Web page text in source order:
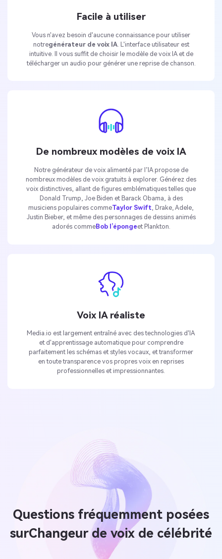
Facile à utiliser
Vous n'avez besoin d'aucune connaissance pour utiliser
notregénérateur de voix IA. L'interface utilisateur est
intuitive. Il vous suffit de choisir le modèle de voix IA et de
télécharger un audio pour générer une reprise de chanson.
De nombreux modèles de voix IA
Notre générateur de voix alimenté par l’IA propose de
nombreux modèles de voix gratuits à explorer. Générez des
voix distinctives, allant de figures emblématiques telles que
Donald Trump, Joe Biden et Barack Obama, à des
musiciens populaires commeTaylor Swift , Drake, Adele,
Justin Bieber, et même des personnages de dessins animés
adorés commeBob l’épongeet Plankton.
Voix IA réaliste
Media.io est largement entraîné avec des technologies d'IA
et d'apprentissage automatique pour comprendre
parfaitement les schémas et styles vocaux, et transformer
en toute transparence vos propres voix en reprises
professionnelles et impressionnantes.
Questions fréquemment posées
surChangeur de voix de célébrité